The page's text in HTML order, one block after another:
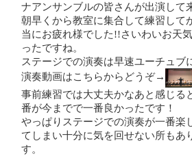
ナアンサンブルの皆さんが出演して
朝早くから教室に集合して練習して
当にお疲れ様でした!!さいわいお天
ったですね。
ステージでの演奏は早速ユーチュブ
演奏動画はこちらからどうぞ→
事前練習では大丈夫かなあと感じる
番が今までで一番良かったです！
やっぱりステージでの演奏が一番楽
てしまい十分に気を回せない所もあ
す。